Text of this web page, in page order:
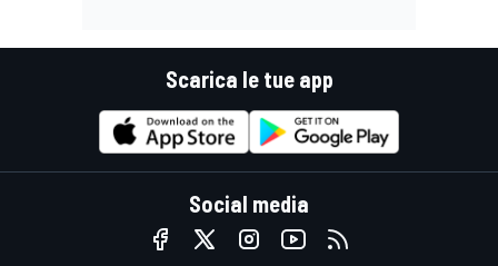
Scarica le tue app
Social media